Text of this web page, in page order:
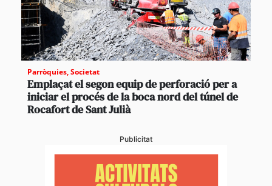
Parròquies,Societat
Emplaçat el segon equip de perforació per a
iniciar el procés de la boca nord del túnel de
Rocafort de Sant Julià
Publicitat